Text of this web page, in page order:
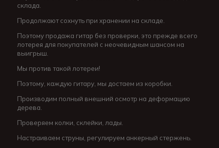
склада.
Продолжают сохнуть при хранении на складе.
Поэтому продажа гитар без проверки, это прежде всего
лотерея для покупателей с неочевидным шансом на
выигрыш.
Мы против такой лотереи!
Поэтому, каждую гитару, мы достаем из коробки.
Производим полный внешний осмотр на деформацию
дерева.
Проверяем колки, склейки, лады.
Настраиваем струны, регулируем анкерный стержень.